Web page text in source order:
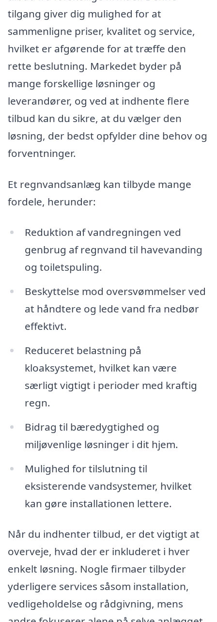
tilgang giver dig mulighed for at
sammenligne priser, kvalitet og service,
hvilket er afgørende for at træffe den
rette beslutning. Markedet byder på
mange forskellige løsninger og
leverandører, og ved at indhente flere
tilbud kan du sikre, at du vælger den
løsning, der bedst opfylder dine behov og
forventninger.
Et regnvandsanlæg kan tilbyde mange
fordele, herunder:
Reduktion af vandregningen ved
genbrug af regnvand til havevanding
og toiletspuling.
Beskyttelse mod oversvømmelser ved
at håndtere og lede vand fra nedbør
effektivt.
Reduceret belastning på
kloaksystemet, hvilket kan være
særligt vigtigt i perioder med kraftig
regn.
Bidrag til bæredygtighed og
miljøvenlige løsninger i dit hjem.
Mulighed for tilslutning til
eksisterende vandsystemer, hvilket
kan gøre installationen lettere.
Når du indhenter tilbud, er det vigtigt at
overveje, hvad der er inkluderet i hver
enkelt løsning. Nogle firmaer tilbyder
yderligere services såsom installation,
vedligeholdelse og rådgivning, mens